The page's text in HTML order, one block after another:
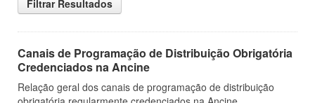
Filtrar Resultados
Canais de Programação de Distribuição Obrigatória
Credenciados na Ancine
Relação geral dos canais de programação de distribuição